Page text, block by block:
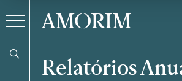
AMORIM
Relatórios